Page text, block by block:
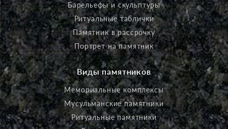
Барельефы и скульптуры
Ритуальные таблички
Памятник в рассрочку
Портрет на памятник
Виды памятников
Мемориальные комплексы
Мусульманские памятники
Ритуальные памятники